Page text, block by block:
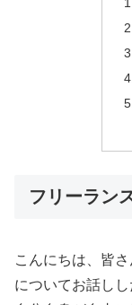
フリーラン
こんにちは、皆
についてお話し